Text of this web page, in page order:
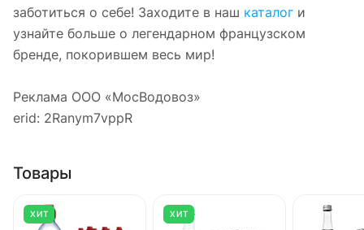
заботиться о себе! Заходите в наш каталог и
узнайте больше о легендарном французском
бренде, покорившем весь мир!
Реклама ООО «МосВодовоз»
erid: 2Ranym7vppR
Товары
ХИТ ХИТ